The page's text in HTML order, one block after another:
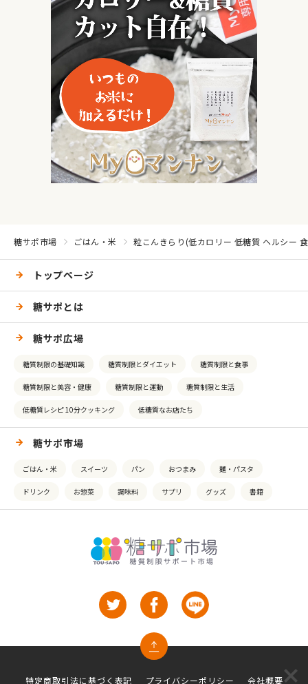
糖サポ市場 ごはん・米 粒こんきらり(低カロリー 低糖質 ヘルシー
トップページ
糖サポとは
糖サポ広場
糖質制限の基礎知識 糖質制限とダイエット 糖質制限と食事
糖質制限と美容・健康 糖質制限と運動 糖質制限と生活
低糖質レシピ 10分クッキング 低糖質なお店たち
糖サポ市場
ごはん・米 スイーツ パン おつまみ 麺・パスタ
ドリンク お惣菜 調味料 サプリ グッズ 書籍
特定商取引法に基づく表記 プライバシーポリシー 会社概要